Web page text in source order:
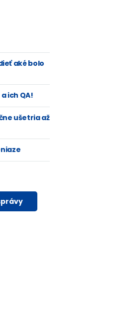
aké bolo
ich QA!
ušetria až